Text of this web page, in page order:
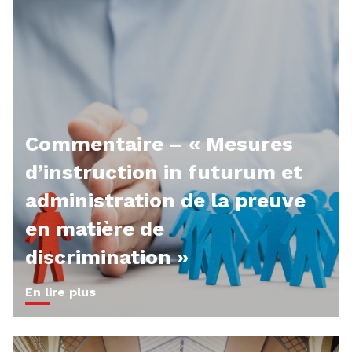
Commentaire – « Mesures
d’instruction in futurum et
administration de la preuve
en matière de
discrimination »
En lire plus